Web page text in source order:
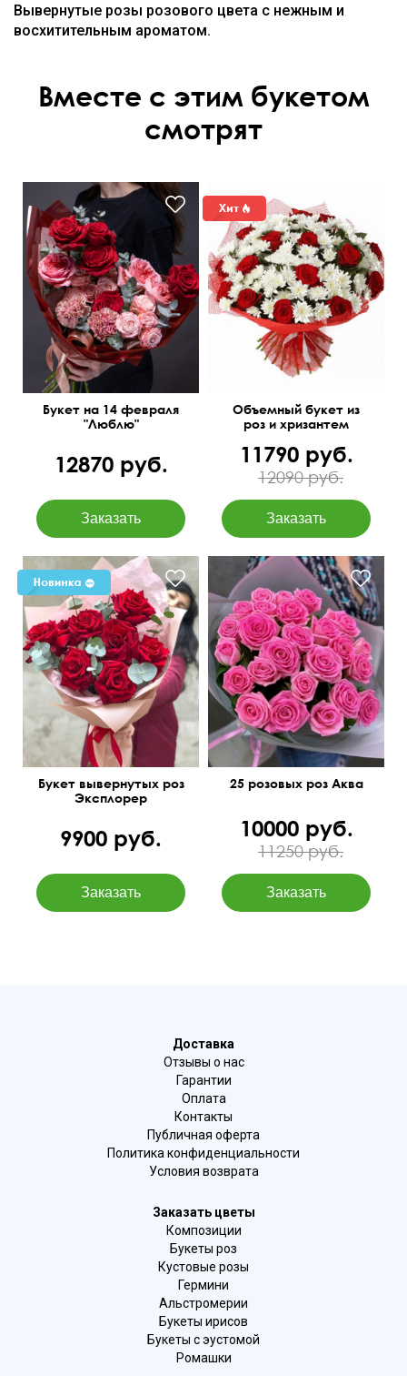
Вывернутые розы розового цвета с нежным и
восхитительным ароматом.
Вместе с этим букетом
смотрят
Букет на 14 февраля
"Люблю"
12870 руб.
Объемный букет из
роз и хризантем
11790 руб.
12090 руб.
Букет вывернутых роз
Эксплорер
9900 руб.
25 розовых роз Аква
10000 руб.
11250 руб.
Доставка
Отзывы о нас
Гарантии
Оплата
Контакты
Публичная оферта
Политика конфиденциальности
Условия возврата
Заказать цветы
Композиции
Букеты роз
Кустовые розы
Гермини
Альстромерии
Букеты ирисов
Букеты с эустомой
Ромашки